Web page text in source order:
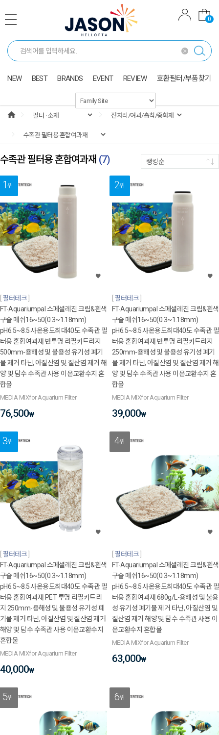
0
NEW BEST BRANDS EVENT REVIEW 호환필터/부품찾기
수족관 필터용 혼합여과재 (7) 랭킹순
1위
필터테크
FT-Aquariumpal 스페셜레진 크림&흰색
구슬 메쉬16~50(0.3~1.18mm)
pH6.5~8.5 사온용도최대40도 수족관 필
터용 혼합여과재 반투명 리필카트리지
500mm-용해성 및 불용성 유기성 폐기
물 제거 타닌, 아질산염 및 질산염 제거 해
양 및 담수 수족관 사용 이온교환수지 혼
합물
MEDIA MIXfor Aquarium Filter
76,500₩
2위
필터테크
FT-Aquariumpal 스페셜레진 크림&흰색
구슬 메쉬16~50(0.3~1.18mm)
pH6.5~8.5 사온용도최대40도 수족관 필
터용 혼합여과재 반투명 리필카트리지
250mm-용해성 및 불용성 유기성 폐기
물 제거 타닌, 아질산염 및 질산염 제거 해
양 및 담수 수족관 사용 이온교환수지 혼
합물
MEDIA MIXfor Aquarium Filter
39,000₩
3위
필터테크
FT-Aquariumpal 스페셜레진 크림&흰색
구슬 메쉬16~50(0.3~1.18mm)
pH6.5~8.5 사온용도최대40도 수족관 필
터용 혼합여과재 PET 투명 리필카트리
지 250mm-용해성 및 불용성 유기성 폐
기물 제거 타닌, 아질산염 및 질산염 제거
해양 및 담수 수족관 사용 이온교환수지
혼합물
MEDIA MIXfor Aquarium Filter
40,000₩
4위
필터테크
FT-Aquariumpal 스페셜레진 크림&흰색
구슬 메쉬16~50(0.3~1.18mm)
pH6.5~8.5 사온용도최대40도 수족관 필
터용 혼합여과재 680g/L-용해성 및 불용
성 유기성 폐기물 제거 타닌, 아질산염 및
질산염 제거 해양 및 담수 수족관 사용 이
온교환수지 혼합물
MEDIA MIXfor Aquarium Filter
63,000₩
5위 6위